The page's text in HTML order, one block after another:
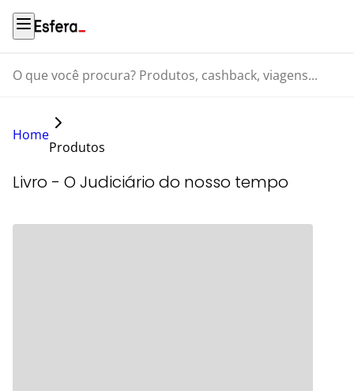
O que você procura? Produtos, cashback, viagens...
Home
Produtos
Livro - O Judiciário do nosso tempo